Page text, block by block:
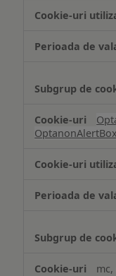
necesare
mc,